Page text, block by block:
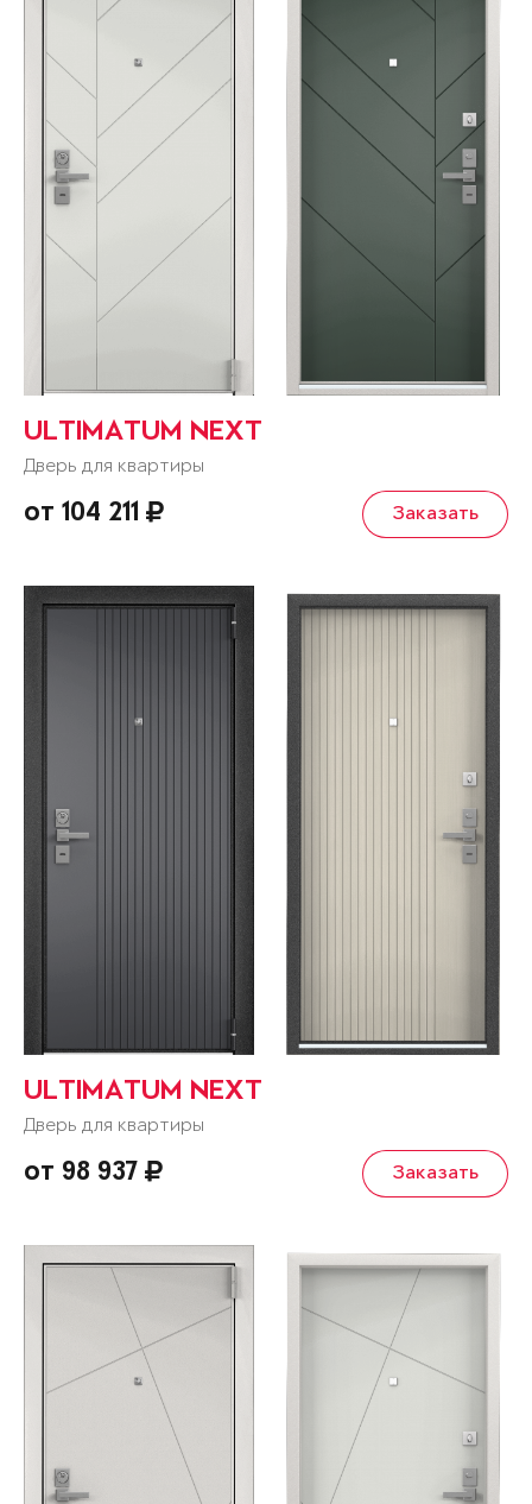
ULTIMATUM NEXT
Дверь для квартиры
от 104 211 Заказать
ULTIMATUM NEXT
Дверь для квартиры
от 98 937 Заказать